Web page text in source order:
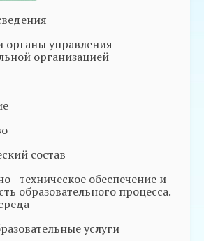
органы управления
организацией
состав
- техническое обеспечение и
образовательного процесса.
услуги